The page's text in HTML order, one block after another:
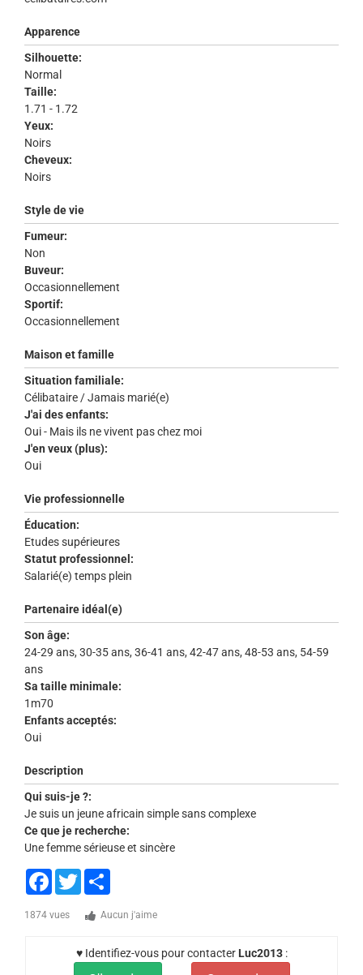
Apparence
Silhouette:
Normal
Taille:
1.71 - 1.72
Yeux:
Noirs
Cheveux:
Noirs
Style de vie
Fumeur:
Non
Buveur:
Occasionnellement
Sportif:
Occasionnellement
Maison et famille
Situation familiale:
Célibataire / Jamais marié(e)
J'ai des enfants:
Oui - Mais ils ne vivent pas chez moi
J'en veux (plus):
Oui
Vie professionnelle
Éducation:
Etudes supérieures
Statut professionnel:
Salarié(e) temps plein
Partenaire idéal(e)
Son âge:
24-29 ans, 30-35 ans, 36-41 ans, 42-47 ans, 48-53 ans, 54-59
ans
Sa taille minimale:
1m70
Enfants acceptés:
Oui
Description
Qui suis-je ?:
Je suis un jeune africain simple sans complexe
Ce que je recherche:
Une femme sérieuse et sincère
Facebook
Twitter
1874 vues Aucun j'aime
♥ Identifiez-vous pour contacter Luc2013: